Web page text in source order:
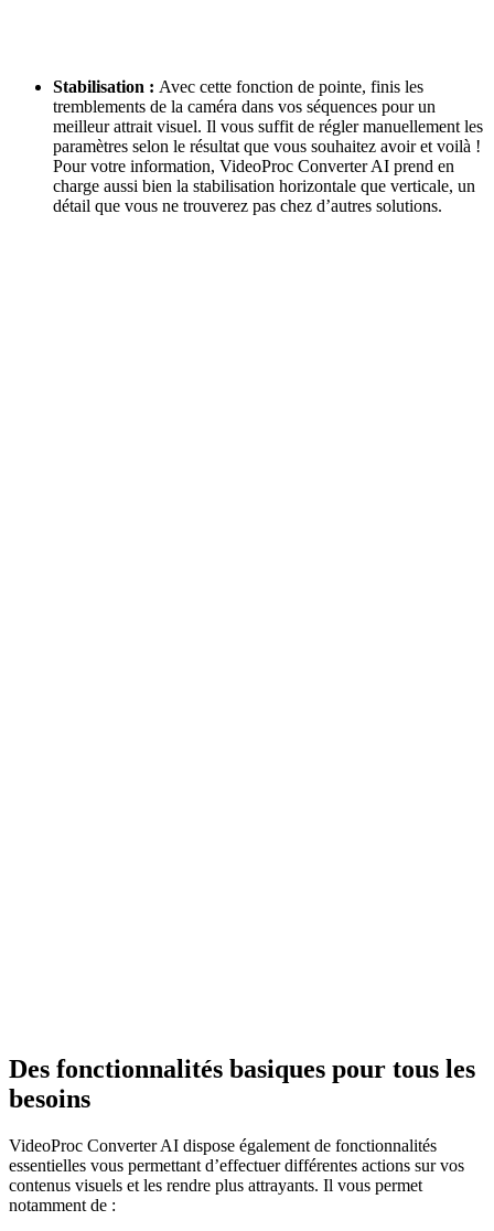
Stabilisation : Avec cette fonction de pointe, finis les
tremblements de la caméra dans vos séquences pour un
meilleur attrait visuel. Il vous suffit de régler manuellement les
paramètres selon le résultat que vous souhaitez avoir et voilà !
Pour votre information, VideoProc Converter AI prend en
charge aussi bien la stabilisation horizontale que verticale, un
détail que vous ne trouverez pas chez d’autres solutions.
Des fonctionnalités basiques pour tous les
besoins
VideoProc Converter AI dispose également de fonctionnalités
essentielles vous permettant d’effectuer différentes actions sur vos
contenus visuels et les rendre plus attrayants. Il vous permet
notamment de :